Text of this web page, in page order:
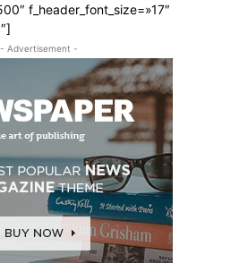
f_header_font_size=»17″
- Advertisement -